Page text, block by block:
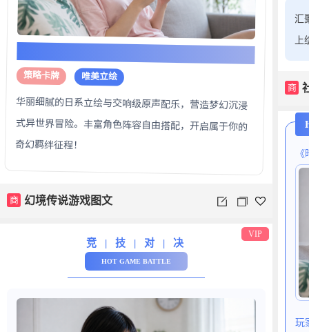
汇
商
《幻境传说：星魂觉醒》
策略卡牌 唯美立绘
华丽细腻的日系立绘与交响级原声配乐，营造梦幻沉浸
式异世界冒险。丰富角色阵容自由搭配，开启属于你的
奇幻羁绊征程！
商 幻境传说游戏图文
玩
竞 | 技 | 对 | 决
HOT GAME BATTLE
VIP